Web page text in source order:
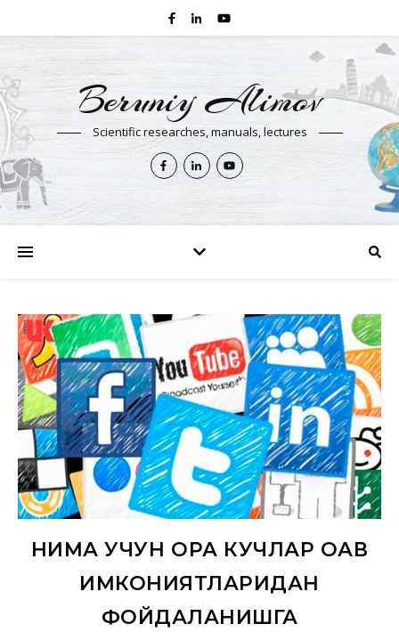
Beruniy Alimov
Scientific researches, manuals, lectures
НИМА УЧУН ҚОРА КУЧЛАР ОАВ
ИМКОНИЯТЛАРИДАН
ФОЙДАЛАНИШГА